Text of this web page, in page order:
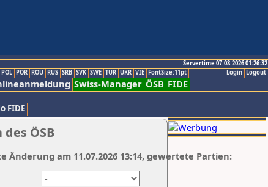
Servertime 07.08.2026 01:26:32
Logout
Login
POL POR ROU RUS SRB SVK SWE TUR UKR VIE FontSize:11pt
Swiss-Manager ÖSB FIDE
FIDE
ÖSB
Änderung am 11.07.2026 13:14, gewertete Partien: